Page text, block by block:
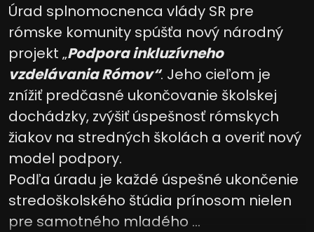
Úrad splnomocnenca vlády SR pre
rómske komunity spúšťa nový národný
projekt „Podpora inkluzívneho
vzdelávania Rómov“. Jeho cieľom je
znížiť predčasné ukončovanie školskej
dochádzky, zvýšiť úspešnosť rómskych
žiakov na stredných školách a overiť nový
model podpory.
Podľa úradu je každé úspešné ukončenie
stredoškolského štúdia prínosom nielen
pre samotného mladého ...